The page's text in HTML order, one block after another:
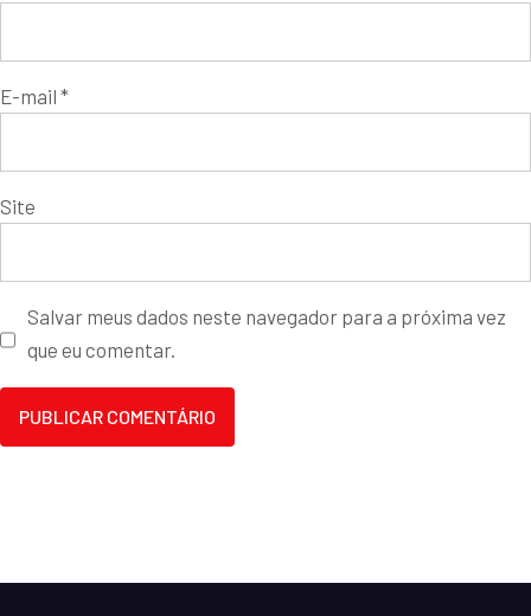
E-mail *
Site
Salvar meus dados neste navegador para a próxima vez
que eu comentar.